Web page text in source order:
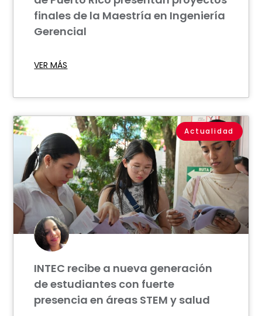
finales de la Maestría en Ingeniería
Gerencial
VER MÁS
Actualidad
INTEC recibe a nueva generación
de estudiantes con fuerte
presencia en áreas STEM y salud